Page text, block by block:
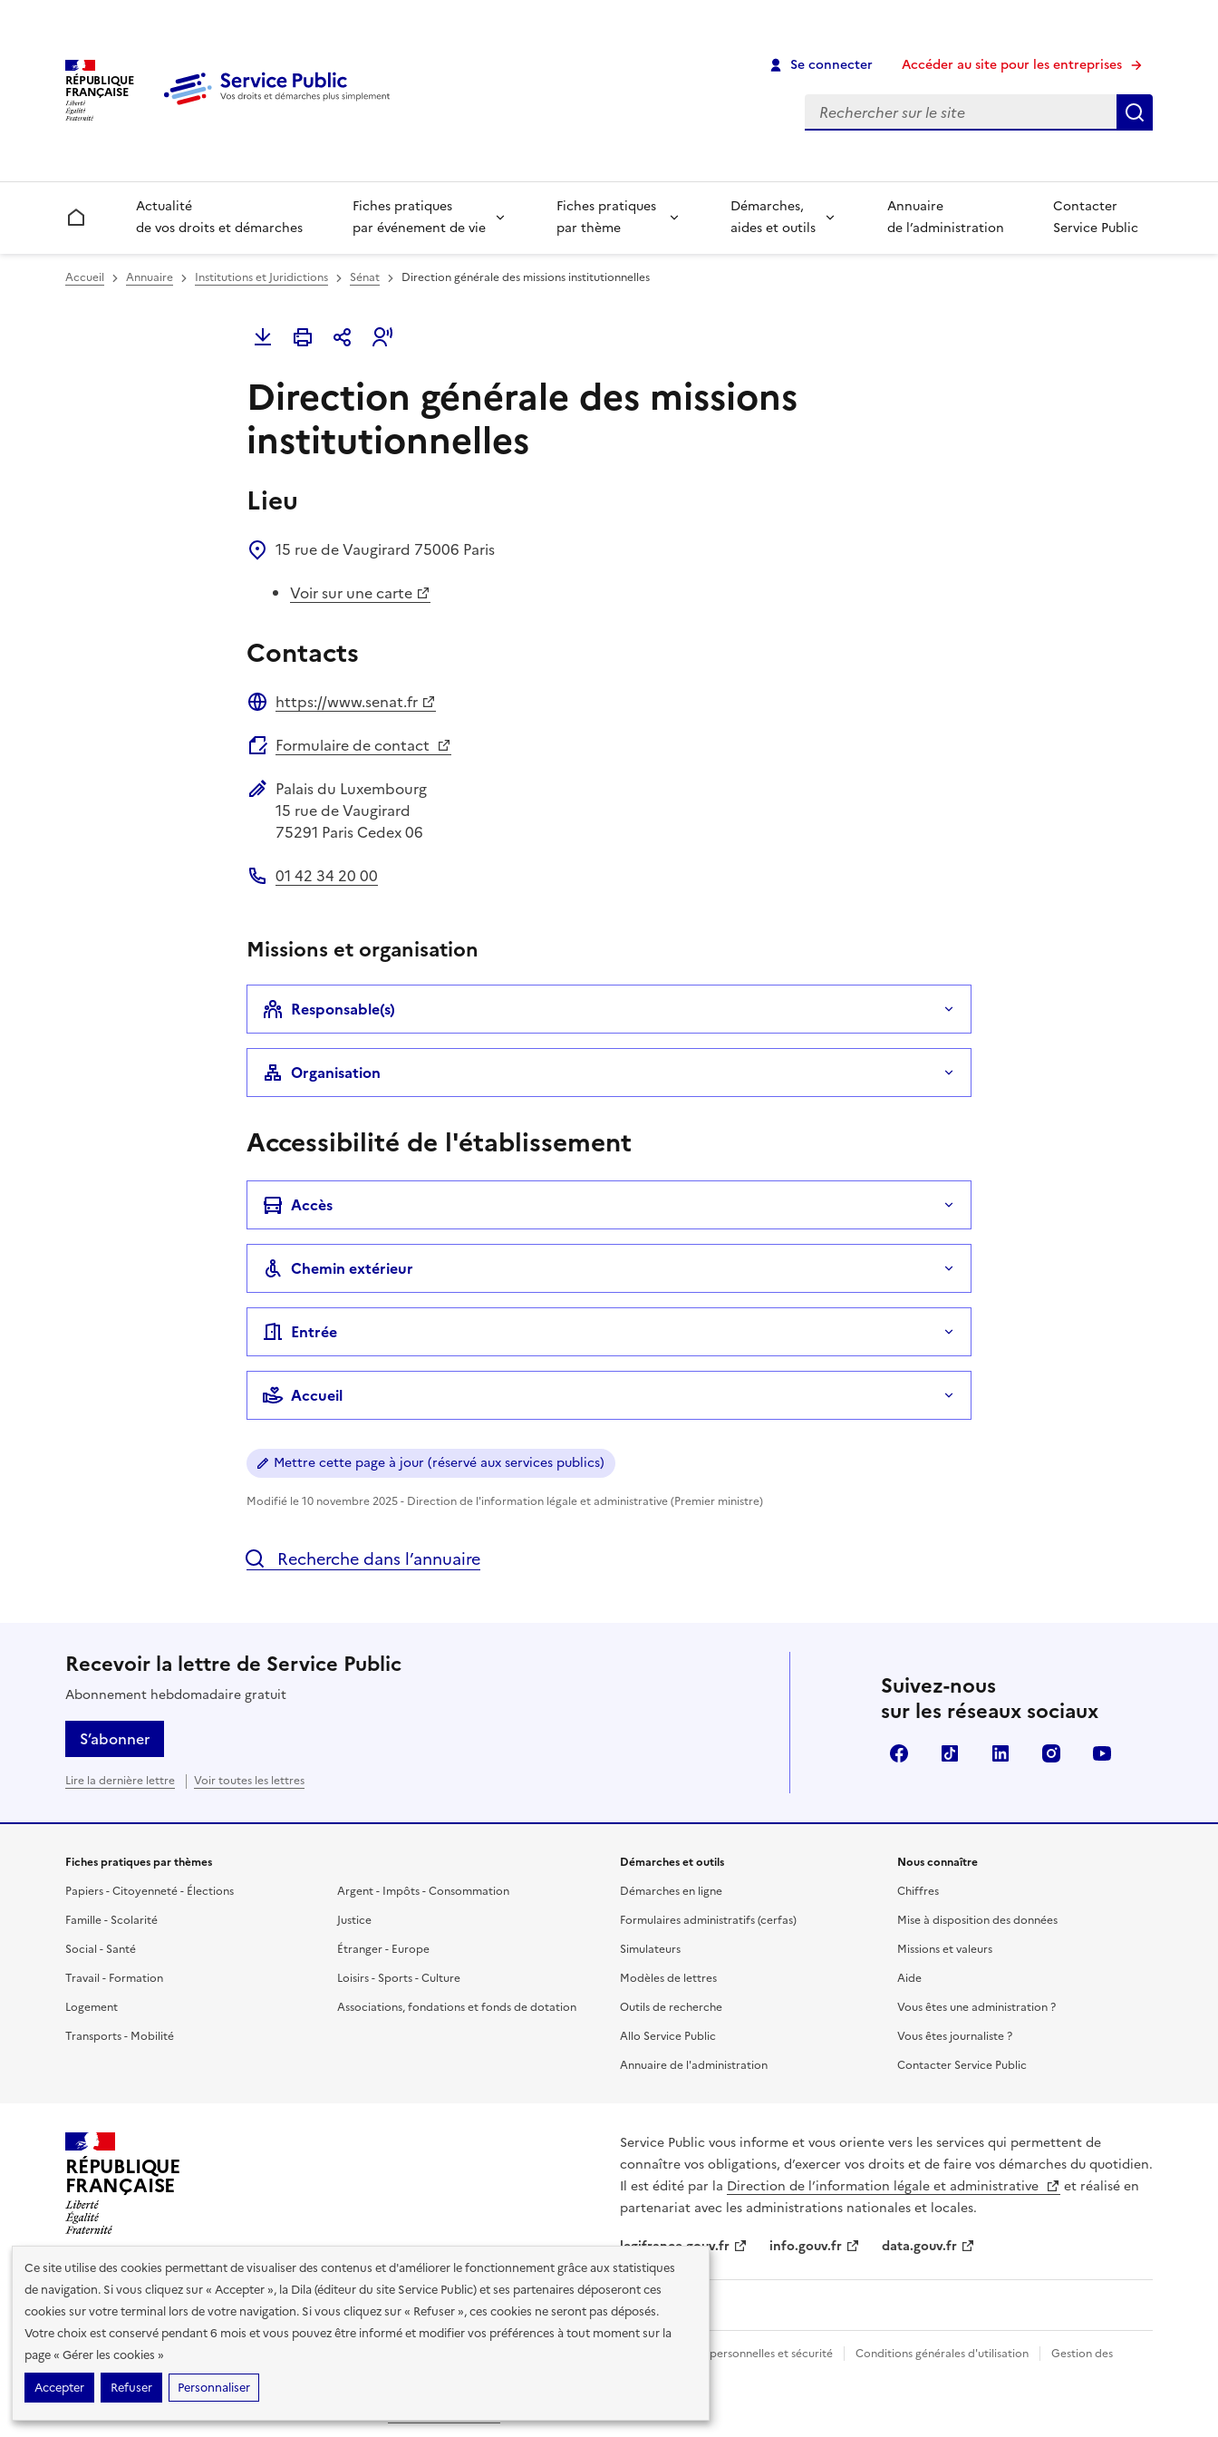
Ce site utilise des cookies permettant de visualiser des contenus et d'améliorer le fonctionnement grâce aux statistiques
de navigation. Si vous cliquez sur « Accepter », la Dila (éditeur du site Service Public) et ses partenaires déposeront ces
cookies sur votre terminal lors de votre navigation. Si vous cliquez sur « Refuser », ces cookies ne seront pas déposés.
Votre choix est conservé pendant 6 mois et vous pouvez être informé et modifier vos préférences à tout moment sur la
page « Gérer les cookies »
Accepter
Refuser Personnaliser
RÉPUBLIQUE
FRANÇAISE
Se connecter Accéder au site pour les entreprises
Recherche
Accueil
Actualité
de vos droits et démarches
Fiches pratiques
par événement de vie
Fiches pratiques
par thème
Démarches,
aides et outils
Annuaire
de l’administration
Contacter
Service Public
Accueil Annuaire Institutions et Juridictions Sénat Direction générale des missions institutionnelles
Direction générale des missions
institutionnelles
Lieu
15 rue de Vaugirard 75006 Paris
Voir sur une carte
Contacts
https://www.senat.fr
Formulaire de contact
Adresse postale
Palais du Luxembourg
15 rue de Vaugirard
75291 Paris Cedex 06
01 42 34 20 00
Missions et organisation
Responsable(s)
Organisation
Accessibilité de l'établissement
Accès
Chemin extérieur
Entrée
Accueil
Mettre cette page à jour (réservé aux services publics)
Modifié le 10 novembre 2025 - Direction de l'information légale et administrative (Premier ministre)
Recherche dans l’annuaire
Recevoir la lettre de Service Public
Abonnement hebdomadaire gratuit
S’abonner
Lire la dernière lettre Voir toutes les lettres
Suivez-nous
sur les réseaux sociaux
FacebookTikTok LinkedIn Instagram
Fiches pratiques par thèmes
Papiers - Citoyenneté - Élections
Famille - Scolarité
Social - Santé
Travail - Formation
Logement
Transports - Mobilité
Argent - Impôts - Consommation
Justice
Étranger - Europe
Loisirs - Sports - Culture
Associations, fondations et fonds de dotation
Démarches et outils
Démarches en ligne
Formulaires administratifs (cerfas)
Simulateurs
Modèles de lettres
Outils de recherche
Allo Service Public
Annuaire de l'administration
Nous connaître
Chiffres
Mise à disposition des données
Missions et valeurs
Aide
Vous êtes une administration ?
Vous êtes journaliste ?
Contacter Service Public
RÉPUBLIQUE
FRANÇAISE
Service Public vous informe et vous oriente vers les services qui permettent de
connaître vos obligations, d’exercer vos droits et de faire vos démarches du quotidien.
Il est édité par la Direction de l’information légale et administrative
et réalisé en
partenariat avec les administrations nationales et locales.
legifrance.gouv.fr
info.gouv.fr data.gouv.fr
Nos partenaires
Plan du site Accessibilité : totalement conforme Données personnelles et sécurité Conditions générales d'utilisation
Gestion des
cookies